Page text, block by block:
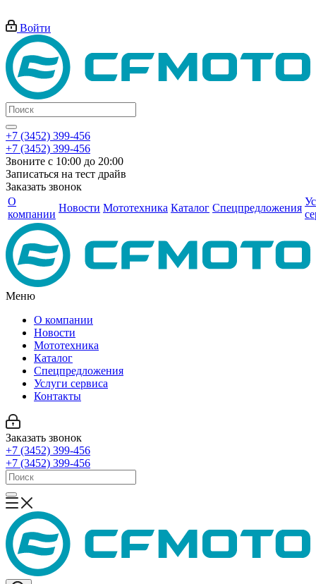
Войти
+7 (3452) 399-456
+7 (3452) 399-456
Звоните с 10:00 до 20:00
Записаться на тест драйв
Заказать звонок
О
компании
Новости Мототехника Каталог Спецпредложения
Меню
О компании
Новости
Мототехника
Каталог
Спецпредложения
Услуги сервиса
Контакты
Заказать звонок
+7 (3452) 399-456
+7 (3452) 399-456